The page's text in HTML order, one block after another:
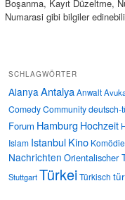
Boşanma, Kayıt Düzeltme,
Numarasi gibi bilgiler
SCHLAGWÖRTER
Alanya AntalyaAnwalt
ComedyCommunitydeutsch-
Forum Hamburg Hochzeit
Islam IstanbulKino Komödie
Nachrichten Orientalischer
StuttgartTürkeiTürkisch